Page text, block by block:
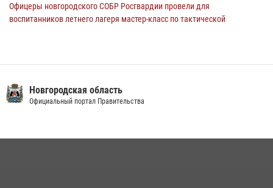
Офицеры новгородского СОБР Росгвардии провели для
воспитанников летнего лагеря мастер-класс по тактической
подвел итоги служебной деятельности сотрудников
вневедомственной охраны за первое полугодие 2026 года
Росгвардейцы из Великого Новгорода стали призерами в личном
Новгородская область
Официальный портал Правительства